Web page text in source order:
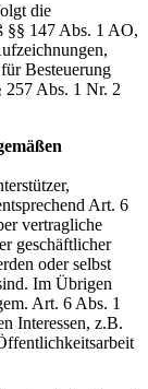
die
§§ 147 Abs. 1 AO,
Besteuerung
257 Abs. 1 Nr. 2
Art. 6
vertragliche
geschäftlicher
oder selbst
Im Übrigen
Art. 6 Abs. 1
Interessen, z.B.